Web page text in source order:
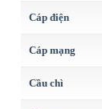
Cáp điện
Cáp mạng
Cầu chì